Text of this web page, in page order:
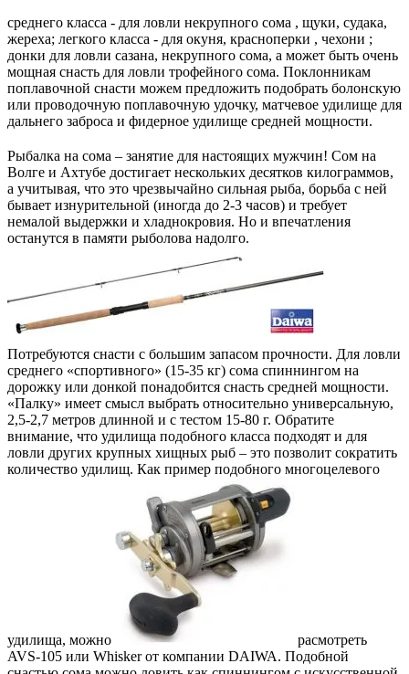
среднего класса - для ловли некрупного сома , щуки, судака,
жереха; легкого класса - для окуня, красноперки , чехони ;
донки для ловли сазана, некрупного сома, а может быть очень
мощная снасть для ловли трофейного сома. Поклонникам
поплавочной снасти можем предложить подобрать болонскую
или проводочную поплавочную удочку, матчевое удилище для
дальнего заброса и фидерное удилище средней мощности.
Рыбалка на сома – занятие для настоящих мужчин! Сом на
Волге и Ахтубе достигает нескольких десятков килограммов,
а учитывая, что это чрезвычайно сильная рыба, борьба с ней
бывает изнурительной (иногда до 2-3 часов) и требует
немалой выдержки и хладнокровия. Но и впечатления
останутся в памяти рыболова надолго.
Потребуются снасти с большим запасом прочности. Для ловли
среднего «спортивного» (15-35 кг) сома спиннингом на
дорожку или донкой понадобится снасть средней мощности.
«Палку» имеет смысл выбрать относительно универсальную,
2,5-2,7 метров длинной и с тестом 15-80 г. Обратите
внимание, что удилища подобного класса подходят и для
ловли других крупных хищных рыб – это позволит сократить
количество удилищ. Как пример подобного многоцелевого
удилища, можно
расмотреть
AVS-105 или Whisker от компании DAIWA. Подобной